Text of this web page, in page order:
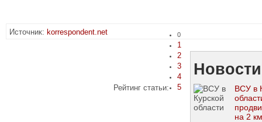
Источник: korrespondent.net
Рейтинг статьи:
0
1
2
3
4
5
ВСУ в
на 2